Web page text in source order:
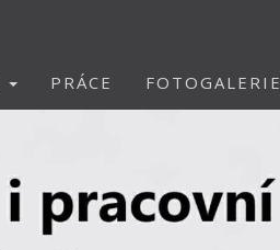
PRÁCE FOTOGALERIE